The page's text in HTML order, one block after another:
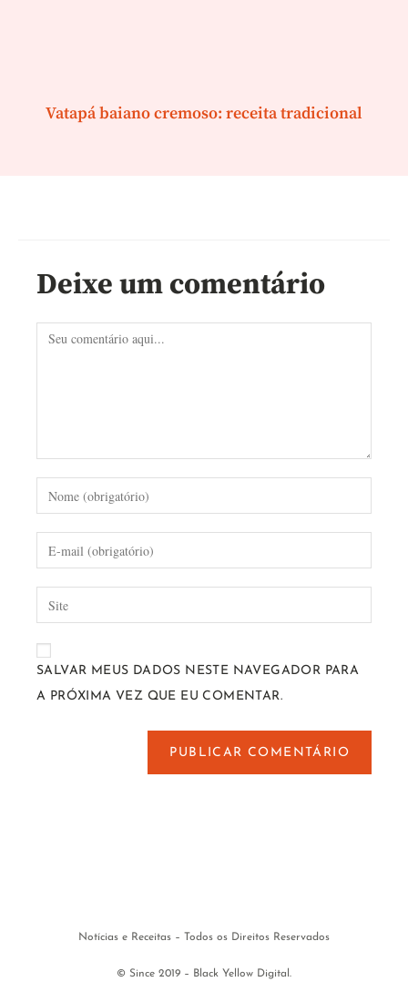
Vatapá baiano cremoso: receita tradicional
Deixe um comentário
SALVAR MEUS DADOS NESTE NAVEGADOR PARA
A PRÓXIMA VEZ QUE EU COMENTAR.
Notícias e Receitas – Todos os Direitos Reservados
© Since 2019 – Black Yellow Digital.